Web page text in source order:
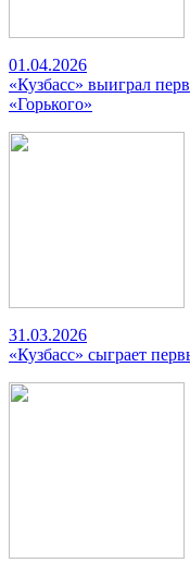
01.04.2026
«Кузбасс» выиграл
«Горького»
31.03.2026
«Кузбасс» сыграет